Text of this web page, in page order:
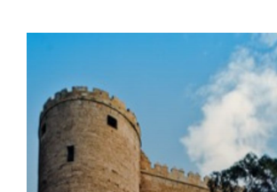
La Alcazaba y el